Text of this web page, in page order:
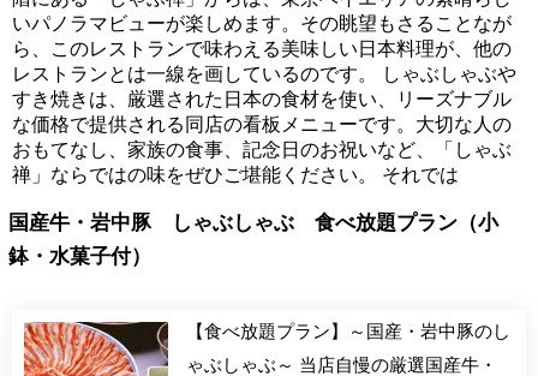
いパノラマビューが楽しめます。その眺望もさることなが
ら、このレストランで味わえる美味しい日本料理が、他の
レストランとは一線を画しているのです。 しゃぶしゃぶや
すき焼きは、厳選された日本の食材を使い、リーズナブル
な価格で提供される同店の看板メニューです。大切な人の
おもてなし、家族の食事、記念日のお祝いなど、「しゃぶ
禅」ならではの味をぜひご堪能ください。 それでは
国産牛・岩中豚 しゃぶしゃぶ 食べ放題プラン（小
鉢・水菓子付）
【食べ放題プラン】～国産・岩中豚のし
ゃぶしゃぶ～ 当店自慢の厳選国産牛・